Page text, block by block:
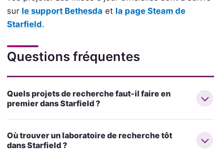
sur le support Bethesda et la page Steam de
Starfield.
Questions fréquentes
Quels projets de recherche faut-il faire en
premier dans Starfield ?
Où trouver un laboratoire de recherche tôt
dans Starfield ?